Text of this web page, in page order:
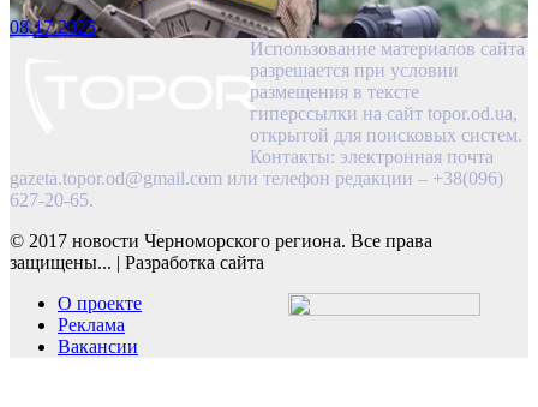
08.17.2025
Использование материалов сайта
разрешается при условии
размещения в тексте
гиперссылки на сайт topor.od.ua,
открытой для поисковых систем.
Контакты: электронная почта
gazeta.topor.od@gmail.com или телефон редакции – +38(096)
627-20-65.
© 2017 новости Черноморского региона. Все права
защищены... | Разработка сайта
О проекте
Реклама
Вакансии